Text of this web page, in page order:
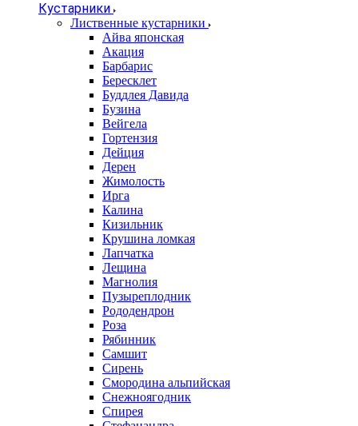
Кустарники
Лиственные кустарники
Айва японская
Акация
Барбарис
Бересклет
Буддлея Давида
Бузина
Вейгела
Гортензия
Дейция
Дерен
Жимолость
Ирга
Калина
Кизильник
Крушина ломкая
Лапчатка
Лещина
Магнолия
Пузыреплодник
Рододендрон
Роза
Рябинник
Самшит
Сирень
Смородина альпийская
Снежноягодник
Спирея